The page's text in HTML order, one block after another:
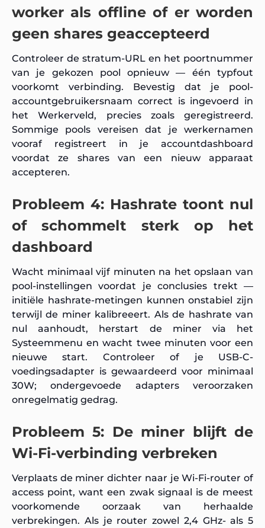
worker als offline of er worden
geen shares geaccepteerd
Controleer de stratum-URL en het poortnummer
van je gekozen pool opnieuw — één typfout
voorkomt verbinding. Bevestig dat je pool-
accountgebruikersnaam correct is ingevoerd in
het Werkerveld, precies zoals geregistreerd.
Sommige pools vereisen dat je werkernamen
vooraf registreert in je accountdashboard
voordat ze shares van een nieuw apparaat
accepteren.
Probleem 4: Hashrate toont nul
of schommelt sterk op het
dashboard
Wacht minimaal vijf minuten na het opslaan van
pool-instellingen voordat je conclusies trekt —
initiële hashrate-metingen kunnen onstabiel zijn
terwijl de miner kalibreeert. Als de hashrate van
nul aanhoudt, herstart de miner via het
Systeemmenu en wacht twee minuten voor een
nieuwe start. Controleer of je USB-C-
voedingsadapter is gewaardeerd voor minimaal
30W; ondergevoede adapters veroorzaken
onregelmatig gedrag.
Probleem 5: De miner blijft de
Wi-Fi-verbinding verbreken
Verplaats de miner dichter naar je Wi-Fi-router of
access point, want een zwak signaal is de meest
voorkomende oorzaak van herhaalde
verbrekingen. Als je router zowel 2,4 GHz- als 5